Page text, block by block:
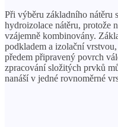
Při výběru základního nátěru
hydroizolace nátěru, protože
vzájemně kombinovány.
podkladem a izolační
předem připravený povrch
zpracování složitých prvků
nanáší v jedné rovnoměrné